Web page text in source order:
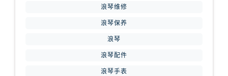
浪琴维修
浪琴保养
浪琴
浪琴配件
浪琴手表